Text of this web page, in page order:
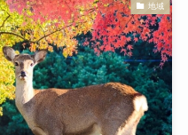
地域